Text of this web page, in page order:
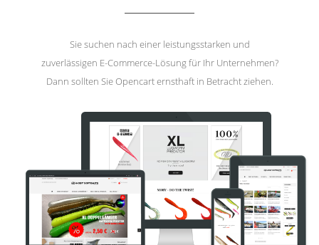
Sie suchen nach einer leistungsstarken und
zuverlässigen E-Commerce-Lösung für Ihr Unternehmen?
Dann sollten Sie Opencart ernsthaft in Betracht ziehen.